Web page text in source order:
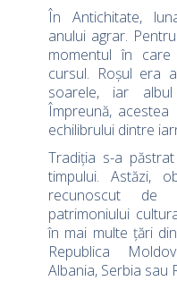
În Antichitate,
anului agrar.
momentul în
cursul. Roșul era
soarele, iar
Împreună,
echilibrului dintre
Tradiția s-a
timpului. Astăzi,
recunoscut
patrimoniului
în mai multe țări
Republica
Albania, Serbia sau